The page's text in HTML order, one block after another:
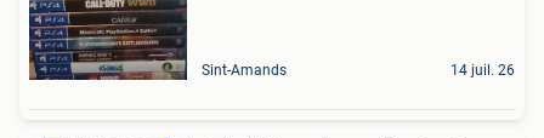
Sint-Amands 14 juil. 26